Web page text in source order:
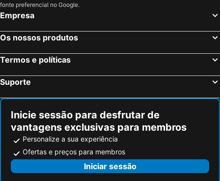
fonte preferencial no Google.
Empresa
Os nossos produtos
Termos e políticas
Suporte
Inicie sessão para desfrutar de
vantagens exclusivas para membros
Personalize a sua experiência
Ofertas e preços para membros
Iniciar sessão